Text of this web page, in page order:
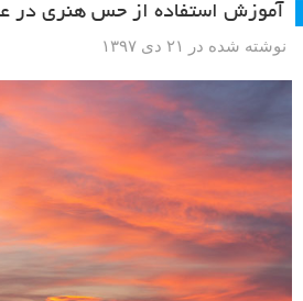
آموزش استفاده از حس هنری در
نوشته شده در ۲۱ دی ۱۳۹۷